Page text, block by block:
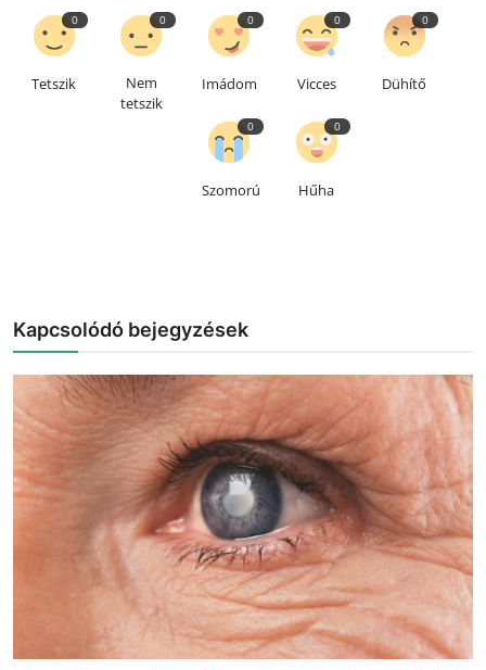
0
Tetszik
0
Nem
tetszik
0
Imádom
0
Vicces
0
Dühítő
0
Szomorú
0
Hűha
Kapcsolódó bejegyzések